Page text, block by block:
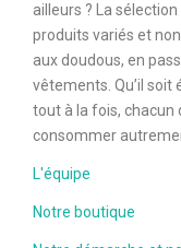
ailleurs ? La
produits variés et
aux doudous, en
vêtements. Qu’il soit
tout à la fois, chacun
consommer
L'équipe
Notre boutique